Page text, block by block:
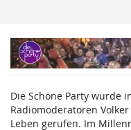
Inhalt
springen
Die
Schöne
Party
Die Schöne Party wurde
Radiomoderatoren
Leben gerufen. Im